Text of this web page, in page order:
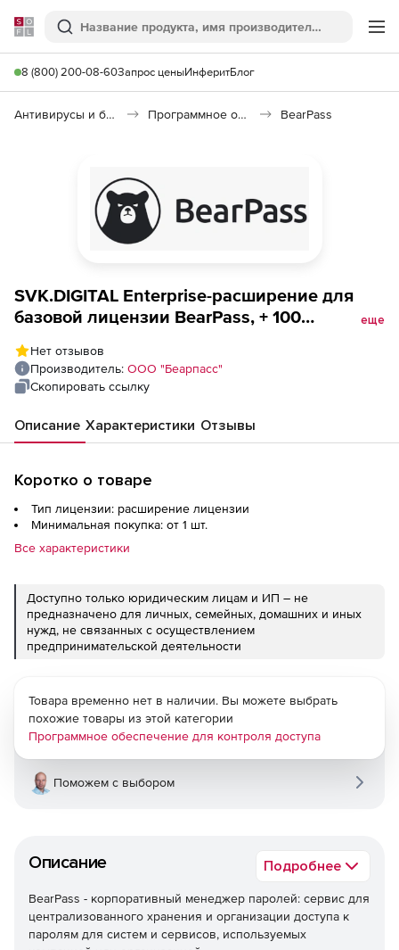
Softline
Поиск
8 (800) 200-08-60Запрос ценыИнферитБлог
Антивирусы и безопасность Программное обеспечение для контроля доступа BearPass
SVK.DIGITAL Enterprise-расширение для
базовой лицензии BearPass, + 100
еще
Нет отзывов
Производитель: ООО "Беарпасс"
Скопировать ссылку
Описание Характеристики Отзывы
Коротко о товаре
Тип лицензии: расширение лицензии
Минимальная покупка: от 1 шт.
Все характеристики
Доступно только юридическим лицам и ИП – не
предназначено для личных, семейных, домашних и иных
нужд, не связанных с осуществлением
предпринимательской деятельности
Описание Подробнее
BearPass - корпоративный менеджер паролей: сервис для
централизованного хранения и организации доступа к
паролям для систем и сервисов, используемых
Товара временно нет в наличии. Вы можете выбрать
похожие товары из этой категории
Программное обеспечение для контроля доступа
Поможем с выбором